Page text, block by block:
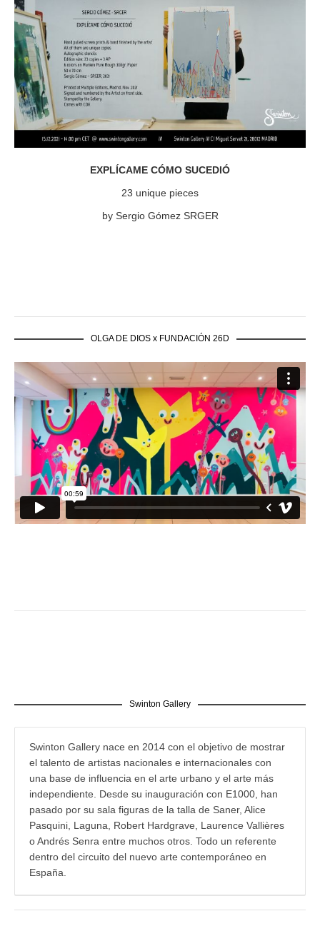
EXPLÍCAME CÓMO SUCEDIÓ
23 unique pieces
by Sergio Gómez SRGER
OLGA DE DIOS x FUNDACIÓN 26D
Swinton Gallery
Swinton Gallery nace en 2014 con el objetivo de mostrar
el talento de artistas nacionales e internacionales con
una base de influencia en el arte urbano y el arte más
independiente. Desde su inauguración con E1000, han
pasado por su sala figuras de la talla de Saner, Alice
Pasquini, Laguna, Robert Hardgrave, Laurence Vallières
o Andrés Senra entre muchos otros. Todo un referente
dentro del circuito del nuevo arte contemporáneo en
España.